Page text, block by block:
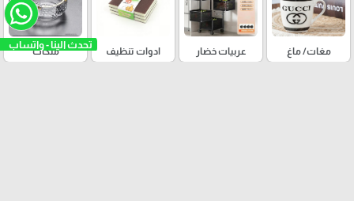
تحدث الينا - واتساب
مغات/ ماغ عربيات خضار ادوات تنظيف متكات